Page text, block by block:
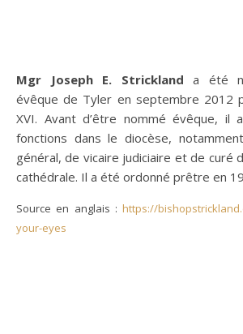
Mgr Joseph E. Strickland a été
évêque de Tyler en septembre 2012
XVI. Avant d’être nommé évêque, il
fonctions dans le diocèse,
général, de vicaire judiciaire et de curé
cathédrale. Il a été ordonné prêtre en
Source en anglais : https://
your-eyes